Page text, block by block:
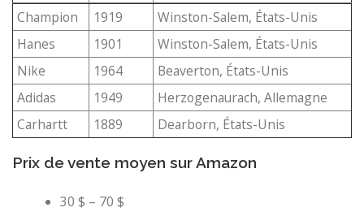
Champion 1919
Winston-Salem, États-Unis
Hanes
1901
Winston-Salem, États-Unis
Nike
1964
Beaverton, États-Unis
Adidas
1949
Herzogenaurach, Allemagne
Carhartt
1889 Dearborn, États-Unis
Prix ​​de vente moyen sur Amazon
30 $ – 70 $